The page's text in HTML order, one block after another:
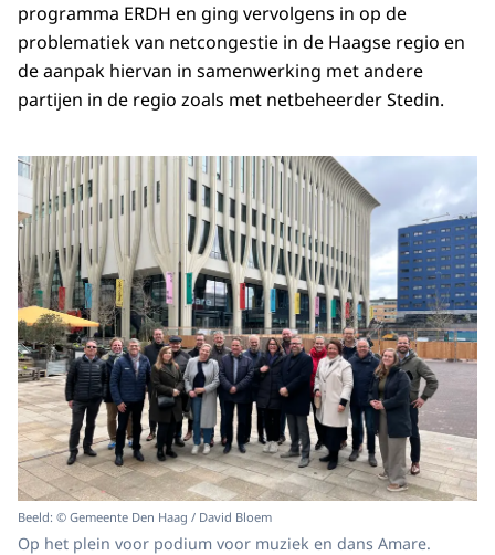
programma ERDH en ging vervolgens in op de
problematiek van netcongestie in de Haagse regio en
de aanpak hiervan in samenwerking met andere
partijen in de regio zoals met netbeheerder Stedin.
Beeld: © Gemeente Den Haag / David Bloem
Op het plein voor podium voor muziek en dans Amare.